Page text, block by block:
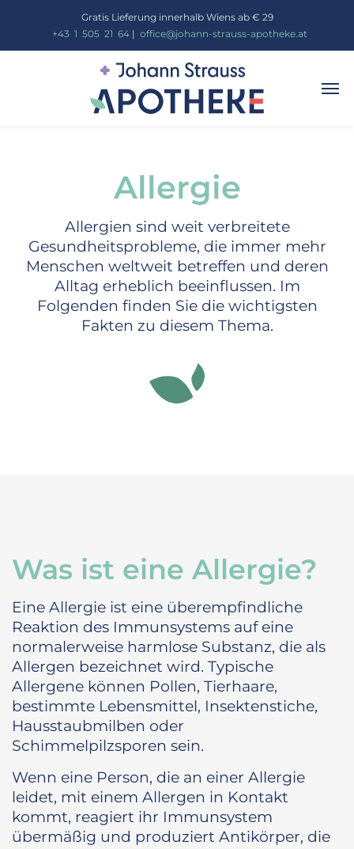
Gratis Lieferung innerhalb Wiens ab € 29
+43 1 505_ 21 64| office@johann-strauss-apotheke.at
Allergie
Allergien sind weit verbreitete
Gesundheitsprobleme, die immer mehr
Menschen weltweit betreffen und deren
Alltag erheblich beeinflussen. Im
Folgenden finden Sie die wichtigsten
Fakten zu diesem Thema.
Was ist eine Allergie?
Eine Allergie ist eine überempfindliche
Reaktion des Immunsystems auf eine
normalerweise harmlose Substanz, die als
Allergen bezeichnet wird. Typische
Allergene können Pollen, Tierhaare,
bestimmte Lebensmittel, Insektenstiche,
Hausstaubmilben oder
Schimmelpilzsporen sein.
Wenn eine Person, die an einer Allergie
leidet, mit einem Allergen in Kontakt
kommt, reagiert ihr Immunsystem
übermäßig und produziert Antikörper, die